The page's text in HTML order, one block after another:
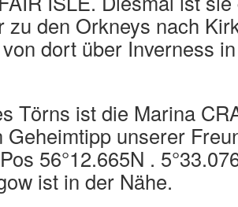
zu den Orkneys nach
dort über Inverness
Törns ist die Marina
Geheimtipp unserer
56°12.665N .
ist in der Nähe.